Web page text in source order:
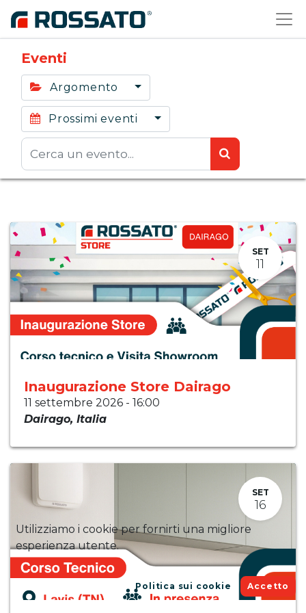
Eventi
Argomento
Prossimi eventi
SET
11
Inaugurazione Store Dairago
11 settembre 2026 - 16:00
Dairago, Italia
SET
16
Utilizziamo i cookie per fornirti una migliore
esperienza utente.
Politica sui cookie Accetto